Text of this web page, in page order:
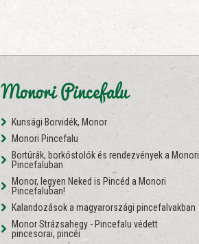
Monori Pincefalu
Kunsági Borvidék, Monor
Monori Pincefalu
Bortúrák, borkóstolók és rendezvények a Monori
Pincefaluban
Monor, legyen Neked is Pincéd a Monori
Pincefaluban!
Kalandozások a magyarországi pincefalvakban
Monor Strázsahegy - Pincefalu védett
pincesorai, pincéi